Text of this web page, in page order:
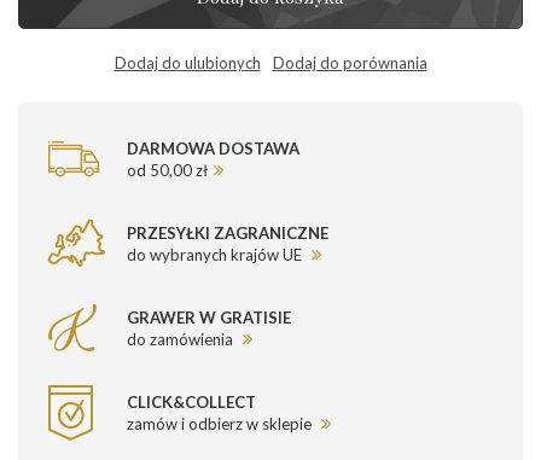
Dodaj do ulubionych Dodaj do porównania
DARMOWA DOSTAWA
od 50,00 zł
PRZESYŁKI ZAGRANICZNE
do wybranych krajów UE
GRAWER W GRATISIE
do zamówienia
CLICK&COLLECT
zamów i odbierz w sklepie